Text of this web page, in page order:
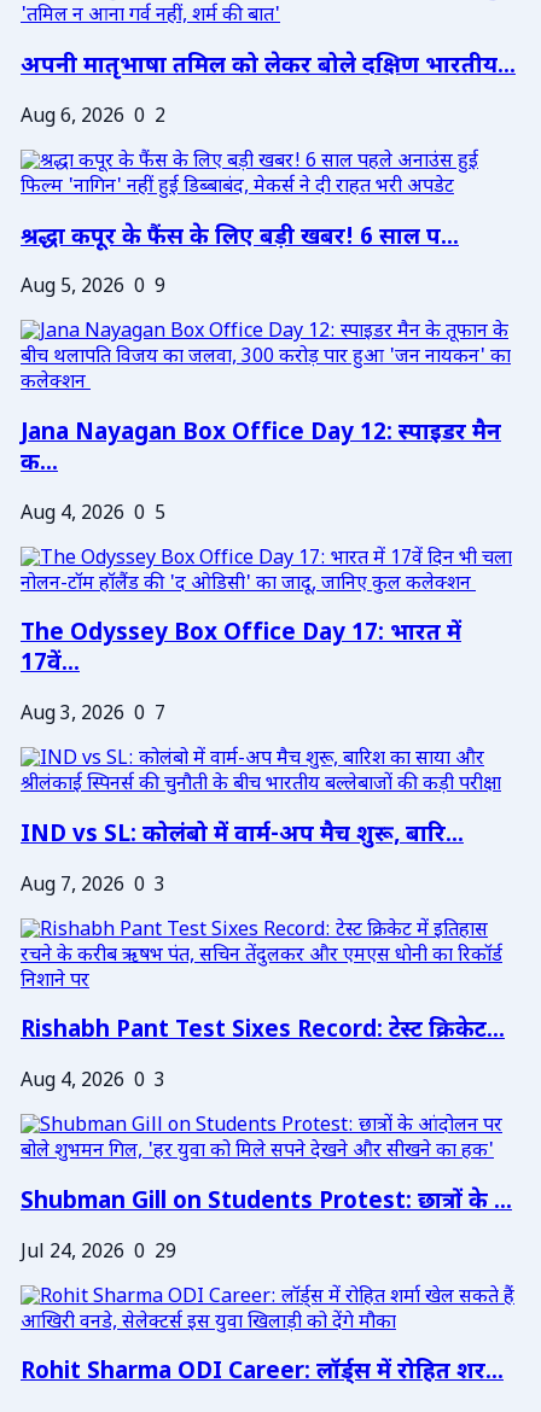
अपनी मातृभाषा तमिल को लेकर बोले दक्षिण भारतीय...
Aug 6, 2026 0 2
श्रद्धा कपूर के फैंस के लिए बड़ी खबर! 6 साल प...
Aug 5, 2026 0 9
Jana Nayagan Box Office Day 12: स्पाइडर मैन
क...
Aug 4, 2026 0 5
The Odyssey Box Office Day 17: भारत में
17वें...
Aug 3, 2026 0 7
IND vs SL: कोलंबो में वार्म-अप मैच शुरू, बारि...
Aug 7, 2026 0 3
Rishabh Pant Test Sixes Record: टेस्ट क्रिकेट...
Aug 4, 2026 0 3
Shubman Gill on Students Protest: छात्रों के ...
Jul 24, 2026 0 29
Rohit Sharma ODI Career: लॉर्ड्स में रोहित शर...